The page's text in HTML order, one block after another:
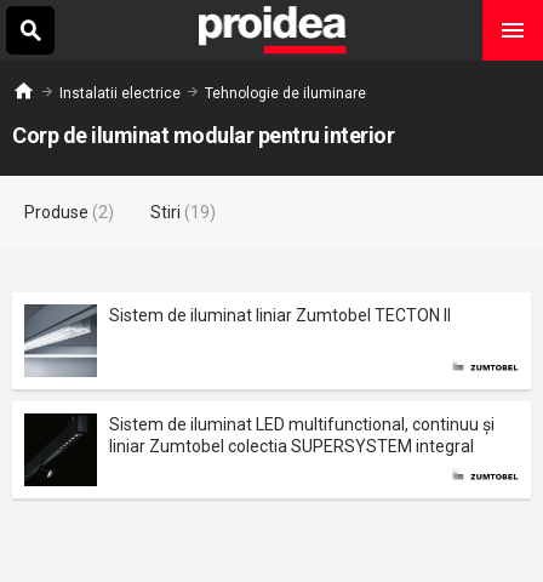
Instalatii electrice Tehnologie de iluminare
Corp de iluminat modular pentru interior
Produse (2) Stiri (19)
Sistem de iluminat liniar Zumtobel TECTON II
Sistem de iluminat LED multifunctional, continuu și
liniar Zumtobel colectia SUPERSYSTEM integral